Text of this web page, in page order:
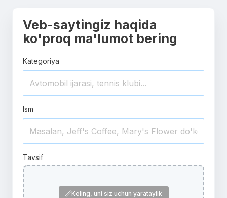
Veb-saytingiz haqida
ko'proq ma'lumot bering
Kategoriya
Ism
Tavsif
Keling, uni siz uchun yarataylik